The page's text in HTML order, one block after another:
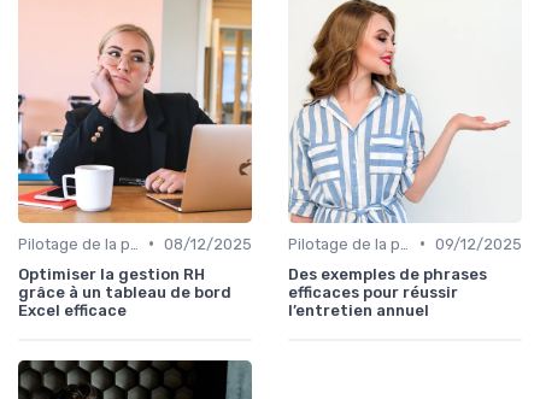
• 08/12/2025
Optimiser la gestion RH
grâce à un tableau de bord
Excel efficace
• 09/12/2025
Des exemples de phrases
efficaces pour réussir
l’entretien annuel